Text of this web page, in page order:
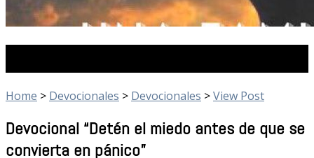
Home > Devocionales > Devocionales >View Post
Devocional “Detén el miedo antes de que se
convierta en pánico”